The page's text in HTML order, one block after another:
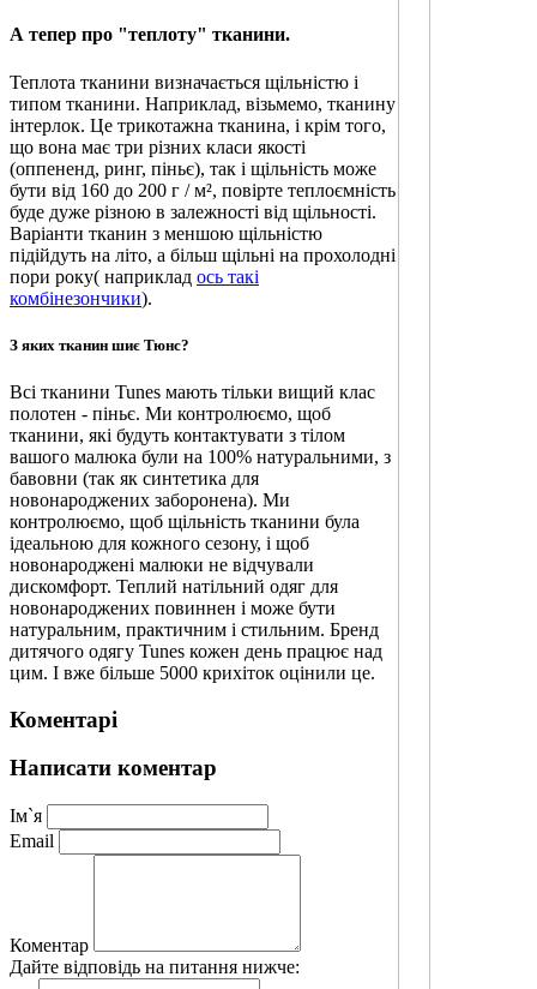
А тепер про "теплоту" тканини.
Теплота тканини визначається щільністю і
типом тканини. Наприклад, візьмемо, тканину
інтерлок. Це трикотажна тканина, і крім того,
що вона має три різних класи якості
(оппененд, ринг, піньє), так і щільність може
бути від 160 до 200 г / м², повірте теплоємність
буде дуже різною в залежності від щільності.
Варіанти тканин з меншою щільністю
підійдуть на літо, а більш щільні на прохолодні
пори року( наприклад ось такі
комбінезончики).
З яких тканин шиє Тюнс?
Всі тканини Tunes мають тільки вищий клас
полотен - піньє. Ми контролюємо, щоб
тканини, які будуть контактувати з тілом
вашого малюка були на 100% натуральними, з
бавовни (так як синтетика для
новонароджених заборонена). Ми
контролюємо, щоб щільність тканини була
ідеальною для кожного сезону, і щоб
новонароджені малюки не відчували
дискомфорт. Теплий натільний одяг для
новонароджених повиннен і може бути
натуральним, практичним і стильним. Бренд
дитячого одягу Tunes кожен день працює над
цим. І вже більше 5000 крихіток оцінили це.
Коментарi
Написати коментар
Iм`я
Email
Коментар
Дайте відповідь на питання нижче: